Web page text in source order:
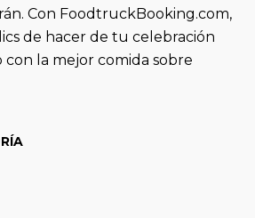
Con FoodtruckBooking.com,
de hacer de tu celebración
la mejor comida sobre